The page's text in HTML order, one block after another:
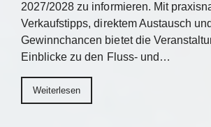
2027/2028 zu informieren. Mit
Verkaufstipps, direktem Austausch und
Gewinnchancen bietet die
Einblicke zu den Fluss- und…
Weiterlesen